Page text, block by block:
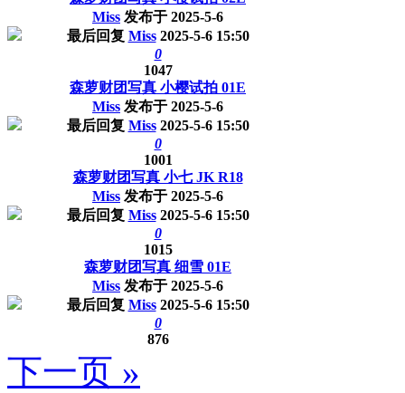
Miss 发布于 2025-5-6
最后回复 Miss 2025-5-6 15:50
0
1047
森萝财团写真 小樱试拍 01E
Miss 发布于 2025-5-6
最后回复 Miss 2025-5-6 15:50
0
1001
森萝财团写真 小七 JK R18
Miss 发布于 2025-5-6
最后回复 Miss 2025-5-6 15:50
0
1015
森萝财团写真 细雪 01E
Miss 发布于 2025-5-6
最后回复 Miss 2025-5-6 15:50
0
876
下一页 »